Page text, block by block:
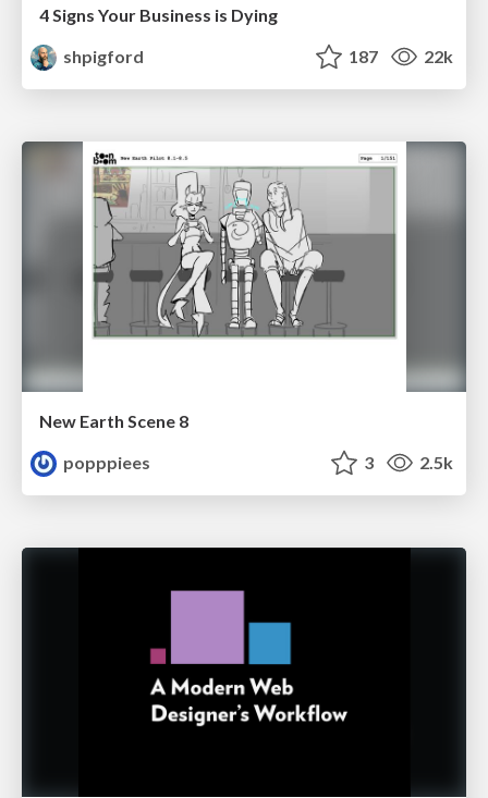
4 Signs Your Business is Dying
shpigford
187 22k
New Earth Scene 8
popppiees
3 2.5k